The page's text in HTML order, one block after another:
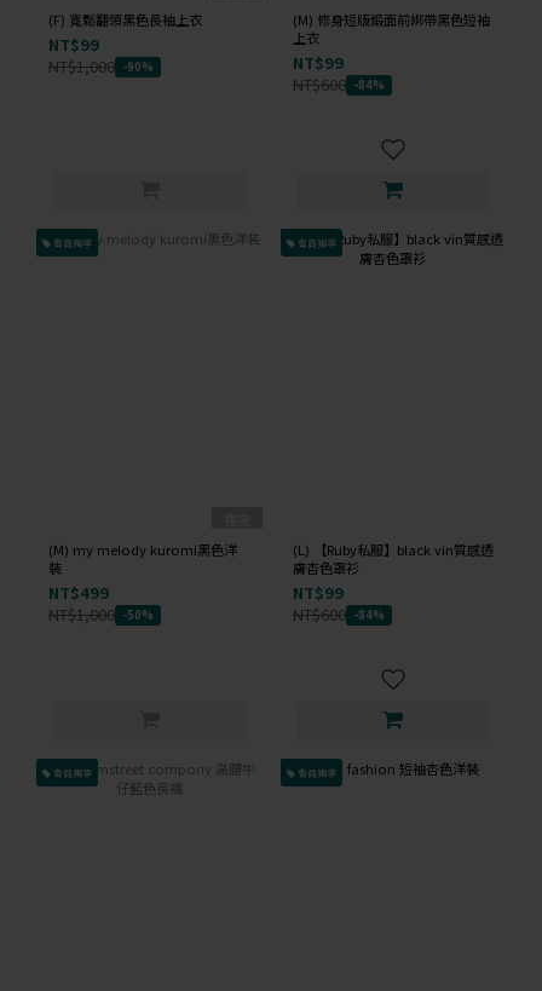
(F) 寬鬆翻領黑色長袖上衣
NT$99
NT$1,000 -90%
(M) 修身短版緞面前綁帶黑色短袖
上衣
NT$99
NT$600 -84%
會員獨享
(M) my melody kuromi黑色洋
裝
NT$499
NT$1,000 -50%
會員獨享
(L) 【Ruby私服】black vin質感透
膚杏色罩衫
NT$99
NT$600 -84%
會員獨享 會員獨享